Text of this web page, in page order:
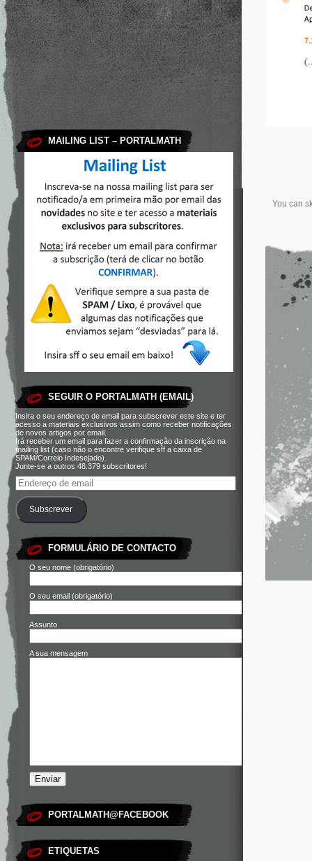
MAILING LIST – PORTALMATH
SEGUIR O PORTALMATH (EMAIL)
Insira o seu endereço de email para subscrever este site e ter
acesso a materiais exclusivos assim como receber notificações
de novos artigos por email.
Irá receber um email para fazer a confirmação da inscrição na
mailing list (caso não o encontre verifique sff a caixa de
SPAM/Correio Indesejado).
Junte-se a outros 48.379 subscritores!
Subscrever
FORMULÁRIO DE CONTACTO
O seu nome (obrigatório)
O seu email (obrigatório)
Assunto
A sua mensagem
PORTALMATH@FACEBOOK
ETIQUETAS
You can